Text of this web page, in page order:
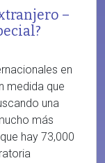
–
en
medida que
una
más
hay 73,000